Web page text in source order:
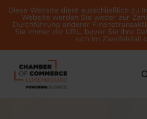
Diese Website dient ausschließlich zu
Website werden Sie weder zur
Durchführung anderer
Sie immer die URL, bevor Sie Ihre
sich im Zweifelsfall